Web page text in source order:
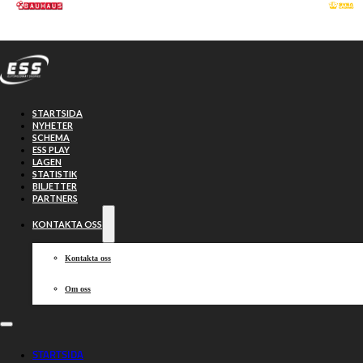
Hoppa till huvudinnehåll
STARTSIDA
NYHETER
SCHEMA
ESS PLAY
LAGEN
STATISTIK
BILJETTER
PARTNERS
KONTAKTA OSS
Kontakta oss
Om oss
STARTSIDA
Reserverna